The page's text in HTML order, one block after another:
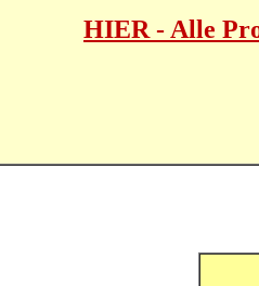
HIER - Alle